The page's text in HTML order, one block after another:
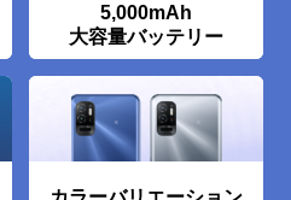
5,000mAh
大容量バッテリー